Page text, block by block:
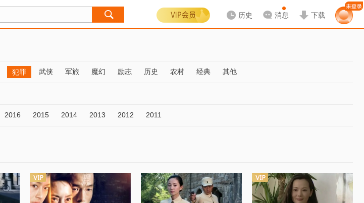
历史 消息 下载
犯罪 武侠 军旅 魔幻 励志 历史 农村 经典 其他
2016 2015 2014 2013 2012 2011